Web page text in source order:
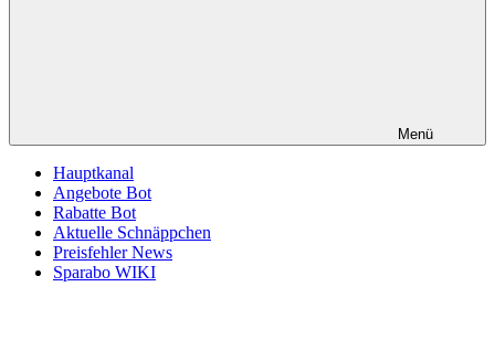
Menü
Hauptkanal
Angebote Bot
Rabatte Bot
Aktuelle Schnäppchen
Preisfehler News
Sparabo WIKI